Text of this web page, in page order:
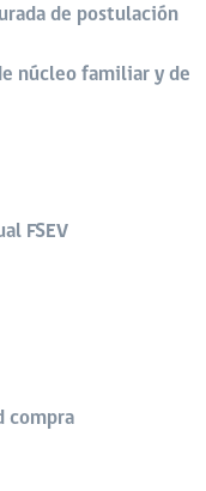
de postulación
núcleo familiar y de
FSEV
compra